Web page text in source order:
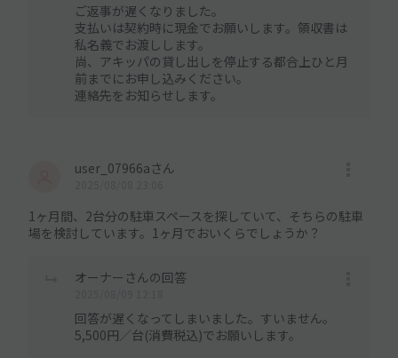
ご返事が遅くなりました。
支払いは契約時に現金でお願いします。領収書は
私名義でお渡しします。
尚、アキッパの貸し出しを停止する都合上ひと月
前までにお申し込みください。
連絡先をお知らせします。
user_07966aさん
1ヶ月間、2台分の駐車スペースを探していて、そちらの駐車
場を検討しています。1ヶ月でおいくらでしょうか？
オーナーさんの回答
回答が遅くなってしまいました。すいません。
5,500円／台(消費税込)でお願いします。